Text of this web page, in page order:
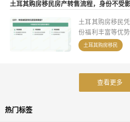
态势，购房移民
重价值，但也需
本等潜在风险，
程合规及后期管
土耳其购房移民房产转售流程，身份不受影
土耳其购房移民
份福利丰富等优
规划第二身份的
拿到土耳其公民
效”成了他们最关
2026年生效的最
问，同时梳理转
用明细，并澄清
土耳其购房移民
查看更多
热门标签